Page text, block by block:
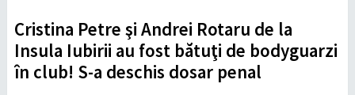
Cristina Petre şi Andrei Rotaru de la
Insula Iubirii au fost bătuţi de bodyguarzi
în club! S-a deschis dosar penal